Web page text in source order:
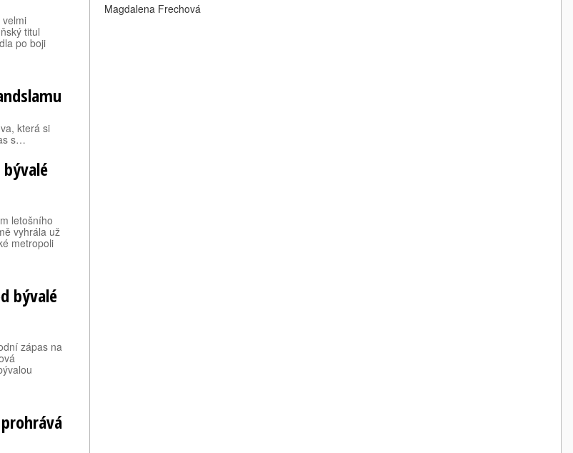
velmi
titul
po boji
která si
s…
letošního
vyhrála už
metropoli
bývalé
zápas na
Magdalena Frechová